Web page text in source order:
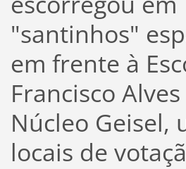
"santinhos"
em frente à
Francisco
Núcleo Geisel,
locais de